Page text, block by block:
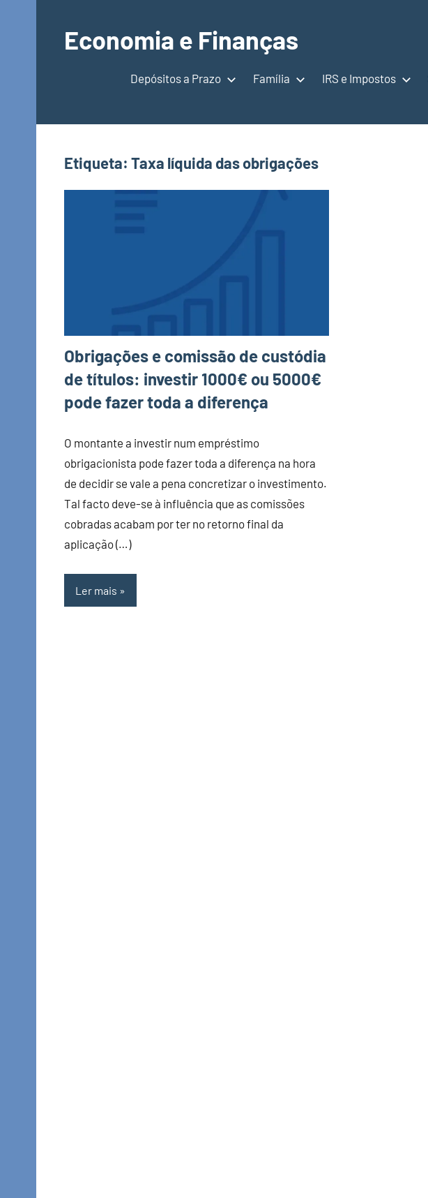
Economia e Finanças
Depósitos
Finanças
Calendários
Depósitos a Prazo Família IRS e Impostos
Etiqueta: Taxa líquida das obrigações
Obrigações e comissão de custódia
de títulos: investir 1000€ ou 5000€
pode fazer toda a diferença
O montante a investir num empréstimo
obrigacionista pode fazer toda a diferença na hora
de decidir se vale a pena concretizar o investimento.
Tal facto deve-se à influência que as comissões
cobradas acabam por ter no retorno final da
aplicação (…)
Ler mais